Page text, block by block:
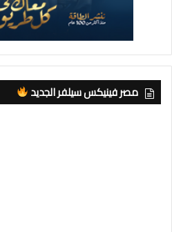
مصر فينيكس سيلفر الجديد